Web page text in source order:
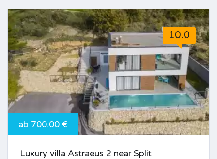
10.0
ab 700.00 €
Luxury villa Astraeus 2 near Split